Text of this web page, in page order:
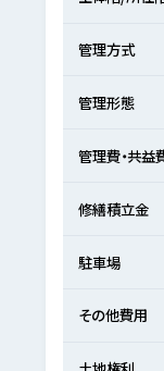
管理方式
管理形態
管理費・共益
修繕積立金
駐車場
その他費用